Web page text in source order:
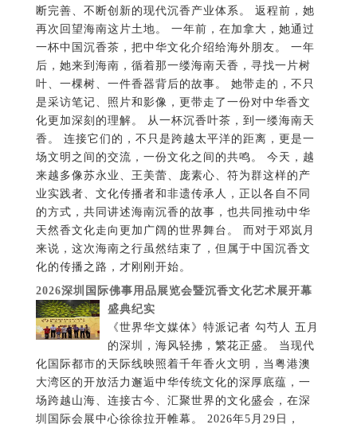
断完善、不断创新的现代沉香产业体系。 返程前，她
再次回望海南这片土地。 一年前，在加拿大，她通过
一杯中国沉香茶，把中华文化介绍给海外朋友。 一年
后，她来到海南，循着那一缕海南天香，寻找一片树
叶、一棵树、一件香器背后的故事。 她带走的，不只
是采访笔记、照片和影像，更带走了一份对中华香文
化更加深刻的理解。 从一杯沉香叶茶，到一缕海南天
香。 连接它们的，不只是跨越太平洋的距离，更是一
场文明之间的交流，一份文化之间的共鸣。 今天，越
来越多像苏永业、王美蕾、庞素心、符为群这样的产
业实践者、文化传播者和非遗传承人，正以各自不同
的方式，共同讲述海南沉香的故事，也共同推动中华
天然香文化走向更加广阔的世界舞台。 而对于邓岚月
来说，这次海南之行虽然结束了，但属于中国沉香文
化的传播之路，才刚刚开始。
2026深圳国际佛事用品展览会暨沉香文化艺术展开幕
盛典纪实
《世界华文媒体》特派记者 勾芍人 五月的深圳，海风轻拂，繁花正盛。 当现代化国际都市的天际线映照着千年香火文明，当粤港澳大湾区的开放活力邂逅中华传统文化的深厚底蕴，一场跨越山海、连接古今、汇聚世界的文化盛会，在深圳国际会展中心徐徐拉开帷幕。 2026年5月29日，2026深圳国际佛事用品展览会暨沉香文化艺术展（以下简称“深圳佛事展”）在深圳国际会展中心（宝安）16号馆盛大开幕。 来自中国各地以及海外多个国家和地区的沉香行业领袖、佛禅文化专家、中医药学者、非遗传承人、企业家、艺术家和媒体代表齐聚鹏城，共同见证这场融合佛禅文化、沉香艺术、非遗传承、大健康产业与国际文化交流的盛会启幕。 这不仅是一场展览。更是一场关于文化、艺术、产业与精神世界的深度对话。 群贤毕至 共赴香约 早在开幕前一天，深圳便已沉浸在浓厚的文化氛围之中。 5月28日晚，大会欢迎晚宴隆重举行。来自全国各地的沉香协会负责人、行业专家、企业代表和特邀嘉宾齐聚一堂，在温馨而热烈的氛围中，共话行业发展、共叙文化传承。 深圳佛事展组委会执行主任、广东清朗文化传播有限公司董事长叶伟雄首先致欢迎辞。他表示，深圳国际佛事用品展览会暨沉香文化艺术展的举办，不仅是行业资源的一次大集结，更是推动中华优秀传统文化创造性转化、创新性发展的重要实践。作为粤港澳大湾区的重要文化交流平台，希望通过展会进一步促进佛禅文化、沉香文化以及相关产业之间的深度融合，让传统文化在新时代焕发新的生机与活力。 随后，茂名市电白区沉香协会会长汪科元发表讲话。作为中国著名沉香产区代表人物之一，汪科元长期致力于沉香产业发展与沉香文化推广。他表示，沉香不仅是一种珍贵的天然资源，更承载着中华民族数千年的文化记忆和精神价值。希望通过本次展会，让更多人了解沉香、认识沉香、爱上沉香，共同推动中国沉香产业高质量发展。 深圳市沉香行业协会会长苏六河在发言中表示，深圳作为改革开放前沿城市和粤港澳大湾区核心引擎，拥有广阔的国际交流平台与市场资源，希望借助深圳佛事展这一窗口，加强全国沉香行业之间的合作交流，推动中国沉香文化走向世界。 小冈香业联合会会长戴瑜表示，小冈香业拥有深厚的制香历史和产业基础，希望通过行业协同发展，共同推动中国香文化和沉香产业迈向更加广阔的国际市场。 东莞市沉香协会荣誉会长尹丰田在讲话中回顾了莞香文化的发展历史，并对中国沉香产业未来发展充满信心。 福建省工艺美术大师闵荣华则从传统工艺美术的角度，分享了文化传承与工艺创新的重要意义。 广州市沉香协会会长周天明在发言中表示，沉香文化不仅是传统文化的重要组成部分，也是中华文明的重要载体。未来，希望与全国同行一道，共同推动沉香文化传播、行业标准建设以及专业人才培养工作。 首届深圳国际佛事用品展览会暨沉香文化艺术展的举办恰逢其时。在中国持续推动文化自信建设、健康中国战略以及国际文化交流不断深化的背景下，沉香文化、佛禅文化以及东方生活美学正迎来新的发展机遇。 大家共同举杯，祝愿大会圆满成功。 这一夜，香韵流转，宾朋满座。这一夜，来自五湖四海的行业同仁因为共同的文化情怀相聚深圳。这一夜，也为第二天即将开启的文化盛宴写下了精彩序章。 禅风沐湾区 香韵润鹏城 5月29日上午。深圳国际会展中心（宝安）16号馆内外人流如织。伴随着庄重而祥和的开幕仪式，2026深圳国际佛事用品展览会暨沉香文化艺术展正式拉开帷幕。来自相关行业协会、企业机构以及国内外媒体的嘉宾共同出席开幕式。现场花团锦簇，香韵萦绕。来自世界各地的参展商与观众穿梭于展馆之间，感受东方文化与现代会展经济交汇所产生的独特魅力。 本届展会由广东省佛教工艺用品行业协会主办，广东清朗文化传播有限公司、香港讯通展览公司承办。世界沉香协会、世界沉香产业联合会协办；茂名市电白区沉香协会、深圳市沉香行业协会、东莞市沉香协会、广州市沉香协会、小冈香业联合会等行业机构联合协办。海外媒体支持单位为世界华文大众传播媒体协会。 展会从5月29日持续至6月1日，为期四天。 作为粤港澳大湾区规模较大的佛禅文化与沉香产业盛会之一，本届展会立足深圳国际化区位优势，汇聚全产业链资源、非遗文化精品以及行业顶尖力量，打造集文化传承、商贸合作、艺术交流与生活美学体验于一体的综合平台。 六大主题展区绽放东方之美 步入展馆，首先映入眼帘的是琳琅满目的佛事用品、沉香精品以及各种充满东方美学气息的文化艺术展品。 本届展会重点围绕佛事用品与沉香艺术两大核心板块，打造六大主题展区。 展品涵盖：佛像佛具、沉香香品、禅茶文创、素食康养、非遗工艺、香道文化。既展现传统工艺的深厚底蕴，也体现现代设计与创新理念。 汇聚来自中国及海外多个国家和地区的参展机构和行业代表。 展馆之内，沉香芬芳弥漫。一件件匠心独运的艺术精品静静陈列。观众在这里不仅能够欣赏工艺之美，更能够感受到中华传统文化所蕴含的精神力量与美学智慧。而最引人注目的国际展区，也正在吸引越来越多观众驻足。 世界佛国相约深圳 国际展团精彩亮相 如果说深圳是一座面向世界的城市，那么本届深圳佛事展，则让世界佛禅文化在这里实现了一次精彩相聚。 随着展馆大门开启，来自不同国家和地区的文化展团纷纷亮相，为观众呈现出一幅跨越国界、跨越民族、跨越文明的东方文化交流长卷。 来自喜马拉雅山脉南麓的尼泊尔展团率先亮相。作为世界著名的“寺庙之国”，尼泊尔拥有悠久而深厚的佛教文化传统。此次参展，尼泊尔展团携当地特色佛教文创产品、手工艺术珍品以及传统工艺作品来到深圳。精美的手工艺品、充满宗教艺术特色的文化藏品以及浓郁的喜马拉雅风情，向观众展示了尼泊尔悠久的佛教文化传统和独特的人文魅力。 展馆内，一件件蕴含宗教艺术特色与民族文化风情的展品吸引众多观众驻足欣赏。通过这些精美作品，人们得以近距离感受喜马拉雅文明所孕育的宁静、祥和与包容精神，也为本届展会增添了浓厚的国际文化交流氛围。 继尼泊尔展团精彩亮相之后，本届展会另一项备受关注的国际文化交流内容，便是以不丹文化馆及不丹皇室文化收藏展品为特色的不丹文化展团亮相深圳佛事展。 不丹文化展团首次亮相中国内地佛事展 来自喜马拉雅山脉深处的幸福国度，以丰富多元的文化展示和独具特色的人文理念，为观众打开了一扇了解不丹历史、艺术与精神世界的窗口。 步入不丹展区，浓郁的喜马拉雅文化气息扑面而来。庄严的唐卡、精美的佛教艺术珍品、神秘的坛城艺术以及传统手工艺作品，共同构成了一幅独具特色的不丹文化画卷。 不丹皇室博物馆专场亮相深圳佛事展 本次展览特别设立“不丹皇室博物馆专场”，多件珍藏级文化艺术展品首次来到深圳展出。其中包括不丹博物馆水晶坛城、不丹皇室唐卡珍藏、喜马拉雅文化艺术精品以及传统宗教艺术收藏品。 这些展品不仅具有独特的艺术价值，也承载着不丹深厚的历史文化底蕴和喜马拉雅文明的精神传统。通过展览展示，观众得以近距离了解不丹丰富的人文历史与喜马拉雅文明的独特魅力。 作为本届深圳佛事展国际文化交流板块的重要组成部分，不丹展团通过文化展示、艺术交流与公益分享等多种形式，向观众展现了喜马拉雅文明独特的人文魅力与精神内涵。 除了珍贵的文化艺术展品之外，不丹展团带来的大型文化艺术展示项目同样成为展会期间的重要亮点。 数千盏明灯点亮鹏城 展会期间，不丹文化馆与百尊艺博馆联合呈现大型文化艺术项目——药师灯供坛城。 随着一盏盏明灯依次点亮，数千盏灯火渐次汇聚成璀璨光海，为展区营造出庄严而祥和的文化氛围。灯光映照之下，整个坛城仿佛化作一片光明世界，为现场增添了浓厚的文化艺术气息。 据介绍，“药师灯供坛城”的设计灵感源于药师佛十二大愿，通过灯光艺术与传统文化相结合的方式，表达对健康、平安、幸福与智慧的美好祝愿。 作为不丹文化馆此次参展的重要展示内容之一，药师灯供坛城不仅展现了喜马拉雅文化艺术特色，也进一步促进了中不两国民间文化交流与相互了解。 佛事展组委会主任叶伟雄（左二）访问不丹文化馆。 幸福国度分享幸福理念 展会期间，不丹皇太后慈善基金会 (The Gyalyum Charitable Trust)支持的机构——丹中基金会（B & C Foundation）代表团来到深圳。不丹皇太后慈善基金会支持机构——丹中基金会理事长、不丹皇太子基金会国际大使黄麟乔（Svara Devi）参与了多项文化交流活动，并在幸福文化分享会上介绍了不丹独具特色的发展理念。 黄麟乔介绍，不丹文化馆于2015年在北京设立，是中国首家不丹文化馆。本次深圳佛事展，不丹文化馆携百尊水晶曼达拉坛城及多项文化艺术展品来到深圳，希望通过文化交流，让更多中国民众了解不丹独特的历史文化与“国民幸福总值（GNH）”理念。 长期以来，不丹以“国民幸福总值（GNH）”闻名于世。相比单纯追求经济增长，不丹更加重视人与自然、人与社会以及人与内心之间的平衡关系。在不丹的发展理念中，生态保护、文化传承、社会和谐与身心灵成长被视为幸福的重要组成部分。 黄麟乔表示，不丹长期坚持生态保护、身心灵教育和社会关怀并重的发展理念，希望通过文化交流，让更多人了解不丹对于幸福、教育、环境与社会责任的思考。她认为，不丹文化所倡导的自然、平衡与内心丰盈，与东方传统文化中“天人合一”“和谐共生”等价值理念具有相通之处。 她同时介绍，丹中基金会长期支持不丹皇太后慈善基金会开展的儿童快乐屋、奖学金计划、女性救助计划以及文化教育项目，希望通过公益与教育推动社会进步，并促进不同国家和地区之间的民间交流与相互了解。 谈及不丹教育时，黄麟乔表示，不丹教育不仅关注知识学习，更重视人格培养与身心灵成长。她特别提到由不丹皇太后慈善基金会推动的“儿童快乐屋”项目，希望为孤儿、单亲家庭儿童及需要帮助的人群提供温暖、正向的成长环境，通过教育、技能培训与人文关怀，帮助他们建立自信、获得希望，并将善意与正能量传递给社会。 她认为，未来教育的发展不仅需要知识与科技的进步，更需要关注人的内心世界、人格养成与精神成长。一个更加温暖、包容和充满关怀的教育体系，将有助于培养具有责任感、同理心和社会担当的新一代公民。 黄麟乔（左一）。 喜马拉雅冥想体验亮相深圳佛事展 除了文化展览之外，不丹展区还特别推出喜马拉雅冥想体验及幸福文化心法分享活动。 活动期间，专业导师带领参与者体验喜马拉雅传统冥想文化。伴随着舒缓的音乐与宁静的氛围，参与者通过静心练习感受内在平和，体验不丹文化中关于专注、自省与身心平衡的理念。 作为本次不丹文化馆展示内容的重要组成部分，喜马拉雅冥想体验与幸福文化分享活动，从文化、教育与精神成长等多个角度，向公众呈现了不丹社会独特的发展理念与人文价值观，也为本届深圳佛事展增添了具有国际特色的文化交流内容。 黄麟乔表示，希望通过此次参展，让更多中国民众了解不丹文化馆、多年来持续开展的中不民间文化交流项目，以及不丹在生态保护、幸福指数、身心灵教育等方面的实践经验，为促进两国人民之间的相互了解与友谊搭建更多交流桥梁。 从不丹皇室博物馆专场、水晶曼达拉坛城、药师灯供坛城，到幸福文化分享会与喜马拉雅冥想体验，不丹展团以丰富而多元的文化内容，向观众展示了喜马拉雅文明独特的精神世界，也为本届深圳佛事展增添了一抹来自“幸福国度”的宁静与智慧。 东方文明在深圳相遇 从尼泊尔到不丹，从喜马拉雅雪山到南海之滨，本届深圳佛事展不仅是一场行业展览，更是一场跨越国界与文明的文化盛会。 来自不同国家和地区的文化在这里相互欣赏、彼此借鉴；来自不同背景的人们因共同的文化情怀而相聚，共同书写文明交流互鉴的新篇章。 在这里，唐卡与水墨相映成趣，沉香与禅茶相伴生辉；来自喜马拉雅的智慧与东方香文化的传承交汇融合，共同展现出亚洲文明多元而包容的精神气质。 深圳，正以其开放包容的城市气质和国际化视野，为这种跨越山海的文化对话提供广阔舞台。 当世界佛国遇见中国湾区，当千年文明对话现代都市，当传统智慧拥抱时代创新，一幅连接历史与未来、中国与世界的文化画卷正在徐徐展开。 而属于东方文化的新篇章，也正在深圳这座充满活力与创造力的城市里悄然书写。 数字科技与东方禅意交融 《缘起性空》开启全新艺术表达 当传统文化遇见数字科技，当千年禅意融入现代光影艺术，一场跨越时空的文化表达正在深圳佛事展精彩呈现。 作为本届展会的重要创新内容之一，数字造像艺术家黄翊携沉浸式数字艺术作品《缘起性空》亮相展会，为观众带来融合东方哲学、数字科技与艺术美学的全新体验。 《缘起性空》以佛教哲学思想为创作灵感，通过数字影像、光影变化和空间艺术的综合呈现，将“缘起”“无常”“空性”等东方智慧转化为可感知、可体验的视觉艺术语言。 在光影流转之间，观众仿佛置身于一个充满东方哲思与未来科技交织的空间之中，感受传统文化在数字时代焕发出的崭新生命力。 本届展会通过数字艺术形式探索传统文化传播的新路径，也为佛禅文化、沉香文化与现代科技融合提供了新的思考方向。 茶香入禅 一席清茶品味东方智慧 香与茶，自古便是中国传统文化中的重要组成部分。本届深圳佛事展期间，多场禅修茶道活动同步举行，为观众带来一场充满东方雅韵的文化体验。在展馆内专门设置的茶文化体验区域，一席席茶席静静铺陈，茶香氤氲，琴音悠远。茶艺师以传统礼仪演绎中国茶文化精髓，通过温杯、投茶、冲泡、奉茶等环节，展现“禅茶一味”的文化内涵。来自各地的观众在品茗过程中感受茶文化所蕴含的宁静与从容。 一盏清茶之间，不仅传递着中国传统礼仪文化，也让人们在繁忙的都市生活中获得片刻宁静。 号印茶会亮相深圳 共品岁月茶香 展会期间，由东莞茶促会联合主办方策划举办的“号印茶会”成为文化活动的重要组成部分。活动以茶为媒，以禅为魂，通过展示中国传统茶文化与东方生活美学，为参会嘉宾和观众搭建交流平台。来自各地的茶文化爱好者、行业代表及企业负责人相聚一堂，共同感受中国茶文化的独特魅力。在茶香与沉香交织的氛围之中，人们不仅品味茶汤滋味，也体验东方文化所倡导的和谐、宁静与包容。茶与香，在这一刻成为连接传统与现代、连接文化与生活的重要纽带。 元亨花道绽放东方美学 除了茶文化展示之外，本届展会还呈现了丰富的禅艺文化展演活动。由徐国玺创立的元亨花道成为展会期间备受关注的文化项目之一。元亨花道融合《易经》哲学思想与东方禅意美学，通过花艺创作表达人与自然和谐共生的理念。花道作品以自然为师，以心为本，通过花材组合、空间布局和色彩搭配，展现东方文化中的平衡之美、自然之美与生命之美。 活动现场展示了多个花道艺术作品，同时也向观众介绍花道文化的发展历程与艺术理念。 一花一世界，一叶一菩提。花艺与禅意相互交融，为展会增添浓厚的人文气息。 书画、香道与非遗文化共绘东方画卷 在禅艺文化展演区域，多项传统文化项目同步亮相。禅意书画展区集中展示了多位艺术家的作品，通过书法与绘画展现中华传统文化中的精神世界与审美意境。笔墨之间，山水、禅境与自然相映成趣。观众在欣赏作品的同时，也能够感受到中国传统文化所强调的天人合一、和谐共生的哲学思想。 香道文化展示同样吸引众多参观者关注。香师现场展示传统香道礼仪，通过理香、焚香、品香等环节，介绍中国香文化的发展历史与精神内涵。沉香、檀香以及多种天然香材在展会现场呈现出丰富多彩的文化魅力。与此同时，中国非遗香云纱特色展区和西藏唐卡非遗特展也吸引了大量观众参观。香云纱作为国家级非物质文化遗产，以独特天然染整工艺和岭南文化特色闻名。西藏唐卡则通过矿物颜料绘制和精湛工艺，展现藏地文化艺术传统。这些非遗项目共同构成了本届展会丰富多彩的文化展示内容。 非遗沉香健康养生讲座与世界沉香会长圆桌论坛分别举行 5月29日开始，本届展会的重要活动之一——沉香健康养生讲座与世界沉香会长圆桌论坛分别举行。 这些系列讲座和圆桌论坛由茂名市电白区沉香协会会长、中医师汪科元总主持。来自沉香产业、中医药领域以及文化界的专家学者围绕沉香文化、产业发展与健康应用等议题展开交流。 汪科元。 广州中医药大学余瑾教授发表题为《从“器物供养”到“心能供养”，开启佛事产业深度价值时代》的主题演讲。 余瑾教授从中华传统文化视角出发，探讨佛事文化在新时代背景下的发展方向以及文化价值的深层延伸。 余瑾。 广东省自然医学研究会艺术治疗与心身康复专业委员会主任委员鲁新华教授发表《非遗沉香灸艺术疗愈师职业认证考取与沉香产业未来发展》专题演讲。 鲁新华教授结合大健康产业发展趋势，对沉香灸疗技术推广、人才培养及职业认证体系建设进行了深入分析。 鲁新华。 世界中医药学会联合会沉香产业分会副会长、中医学博士滕红丽发表《沉香中成药及临床应用研究》专题报告。滕红丽博士结合多年临床研究经验，介绍沉香在中医药领域的应用成果及未来发展方向。 聚焦产业未来 共话世界沉香发展新机遇 在文化展示与艺术交流之外，产业发展始终是本届深圳佛事展的重要主题。 5月29日，两场高规格行业圆桌论坛相继举行。来自中国及海外多个国家和地区的行业协会负责人、专家学者和企业代表齐聚一堂，共同探讨沉香产业未来发展方向。 作为论坛的重要组成部分，第一场会长圆桌会议以《世界沉香产业发展和标准化》为主题举行。论坛由小冈香业联合会会长戴瑜主持。围绕全球沉香产业发展趋势、国际市场合作、行业标准建设以及产业规范化发展等议题，与会嘉宾展开深入交流。 参加论坛的嘉宾包括： 广州市沉香协会会长周天明； 马来西亚国际沉香总工商会副会长孙国权； 福建省燃香类产业标准化技术委员会委员黄昱； 三亚国际头斗香大会执行主席张竑； 广西沉香协会会长韦志雄； 大南药供应链（广东）有限公司CEO魏振祥。 论坛现场，嘉宾们分别结合各自地区产业发展情况与行业实践经验，就沉香资源保护、产品质量管理、国际市场合作以及行业标准体系建设等问题进行了交流。随着全球天然香文化影响力不断扩大，沉香产业正在从传统原料贸易逐步向文化产业、大健康产业以及国际消费市场延伸。如何建立更加科学、规范、国际化的发展体系，成为行业共同关注的重要课题。 戴瑜在发言中介绍了世界沉香协会（World Agarwood Association，WAA）和世界沉香产业联合会（World Agarwood Industry Federation，WAIF）的最新发展情况。他表示，两个国际性行业组织已完成加拿大联邦注册，未来将以国际非营利行业组织形式，积极推动全球沉香产业交流合作，并与亚洲、中东、欧洲及北美等地区相关行业机构建立联系，希望逐步搭建具有国际代表性的全球沉香产业合作平台。 戴瑜同时介绍了《沉香世界》（AgarwoodWorld.com）中文电子商城和《世界沉香》（WorldAgarwood.com）英文电子商城的建设规划。他表示，两个平台未来将分别面向中国市场和国际市场，推动中国沉香品牌、天然香消费品以及中华香文化通过数字化平台走向更广阔的国际市场。 他强调，平台将为行业提供国际推广、市场拓展、资源对接以及跨境电子商务服务，帮助更多沉香企业融入全球市场体系。 戴瑜认为，未来全球沉香产业的发展方向不仅是原材料贸易，更将逐步向天然香消费品、国际品牌建设、电子商务、文化传播以及全球消费市场延伸。加强国际合作、推动行业标准建设、提升品牌影响力，将成为未来全球沉香产业发展的重要方向。 佛教文化用品与沉香艺术融合发展成为热点话题 随后举行的第二场会长圆桌会议以《佛教文化用品与沉香文化艺术品融合发展前景》为主题。 论坛由深圳市沉香行业协会会长苏六河主持。参加论坛的嘉宾包括： 东莞市沉香文化研究院院长刘建中 惠东县沉香协会会长周富友 小冈香业联合会会长戴瑜 贵州省传习沉香研究院院长况文猛 深圳市沉香文化研究会会长张展茂 马来西亚沉香养生协会总会长陈劲锭 与会嘉宾围绕佛教文化用品、沉香文化艺术品、大健康产业以及文旅产业融合发展等议题展开讨论。近年来，随着消费者对传统文化和东方生活方式关注度不断提升，沉香文化已逐渐从传统收藏领域延伸至香道体验、文化旅游、艺术创作、健康养生以及国际文化交流等多个领域。论坛认为，未来沉香产业的发展不仅需要优质产品支撑，更需要文化价值的深度挖掘与传播。当文化、艺术、科技和产业深度融合，沉香所承载的东方智慧将拥有更加广阔的发展空间。 专题讲座和论坛现场气氛庄重而务实。来自全国各地的协会负责人、企业代表和专家学者围绕沉香文化传承、产业创新和健康产业融合等议题展开交流。 讲座和论坛嘉宾合影。 周天明：三十年寻香问道 推动中国沉香文化传播 在本届展会上，广州市沉香协会会长周天明带来的沉香产品和沉香鉴别课程受到广泛关注。周天明也是本届深圳佛事展沉香文化展示与行业交流活动的重要参与者之一。 周天明（左二）。 作为中国沉香行业长期从事沉香鉴定、文化研究和人才培养工作的代表人物之一，周天明长期致力于沉香文化研究、行业标准建设和专业人才培养工作。2023年9月，周天明被中国传统文化促进会授予沉香鉴别、沉香文化及沉香有序产品研发领域高级专家称号。 他同时担任国家林业和草原局沉香产业国家创新联盟常务理事单位成员，并参与中华人民共和国林业行业《沉香质量分级》《沉香栽培和人工结香取香技术规程》等标准制定工作，同时参与《沉香叶茶》团体标准制定。 自2003年开始，周天明深入莞香系、惠安系、星洲系等主要沉香产区开展考察研究，积累了丰富的沉香鉴别与市场实践经验。2013年出版《话说沉香》一书，在行业内产生广泛影响。其撰写的《真假沉香鉴别法》曾被《参考消息》《南方日报》《广州日报》《羊城晚报》《南方都市报》《新快报》等媒体刊载，为沉香知识普及发挥积极作用。2014年，周天明受邀前往清华大学深圳研究生院讲授沉香专业课程。多年来，他长期通过媒体平台传播香文化理念，提出“欲习香，须先懂香”“香文化就是健康文化”“香道是艺术，鉴别沉香靠技术”等观点，在业内具有广泛影响。 2013年3月，周天明发起成立广州市沉香协会，并当选首任会长。 此后，他还担任中国沉香鉴定评估中心副主任、澳门沉香行业协会高级顾问、广东省香文化协会常务副会长、海南省沉香产业协会高级顾问等多个社会职务。在人才培养方面，2015年，周天明牵头制定《沉香鉴别师》职业能力培训国家标准，并主编《沉香鉴别师》《高级沉香鉴别师》等教材。截至目前，已培养数十位行业协会负责人和数万名沉香鉴别专业人才。近三十年来，周天明持续开展沉香理论研究，并提出沉香具有平行有序能量场等相关学术观点，推动沉香文化研究不断深入发展。 医香融合 非遗沉香灸疗走进大众生活 在本届深圳佛事展丰富多彩的活动体系中，非遗沉香灸艺术疗愈与养生实操活动成为备受关注的重要内容之一。 随着中医药文化、大健康产业以及传统疗愈方式受到越来越多关注，沉香灸作为融合沉香文化与中医养生智慧的重要实践，正在被更多人所了解和接受。 展会期间举行了“非遗沉香灸艺术疗愈与养生实操、义诊及免费体验活动”。活动邀请广东省中医院教授、中医学博士滕红丽，世界中医药学会联合会脉象分会理事蔡诚香、非遗沉香灸艺术疗愈师导师，以及非遗沉香灸艺术疗愈师项目负责人陆心怡担任主讲及实操嘉宾。 活动现场，专家们围绕沉香在传统中医药中的应用、沉香灸疗的理论基础以及现代健康管理中的应用前景进行了讲解。与此同时，观众还可以近距离体验沉香灸疗的实际操作过程，进一步了解沉香文化与中医药文化融合发展的实践成果。 近年来，随着人们对健康生活方式的关注不断提升，沉香已经不仅仅是一种传统香材，更逐渐成为大健康产业的重要组成部分。从香文化体验到康养产品开发，从传统香道到现代疗愈空间建设，沉香产业正在不断拓展新的应用领域。此次非遗沉香灸疗活动的举办，也成为本届展会推动文化传承与健康产业融合发展的重要体现。 中国主要沉香产区精品荟萃 本届深圳佛事展同时汇聚了来自中国主要沉香产区的大量企业和品牌。 来自广东电白、深圳、东莞、广州、广西、海南、福建等地区的沉香产品集中亮相。 从沉香原材、香品、工艺品到香文化衍生产品，展现出中国沉香产业近年来的发展成果。 茂名市电白区沉香协会会长汪科元带来的沉香山集团系列产品，展示了电白作为“中国沉香之乡”的产业特色。 广州市沉香协会会长周天明带来的沉香产品与课程体系，则体现了沉香文化传播与教育推广的新方向。 各地企业纷纷通过产品展示、文化交流和产业对接，寻找新的合作机会。 展会不仅成为展示平台，也成为促进产业合作的重要纽带。 沉香山。 粤观山。